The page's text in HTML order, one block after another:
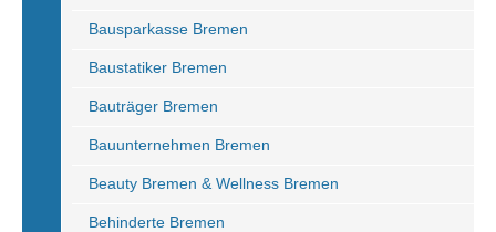
Bausparkasse Bremen
Baustatiker Bremen
Bauträger Bremen
Bauunternehmen Bremen
Beauty Bremen & Wellness Bremen
Behinderte Bremen